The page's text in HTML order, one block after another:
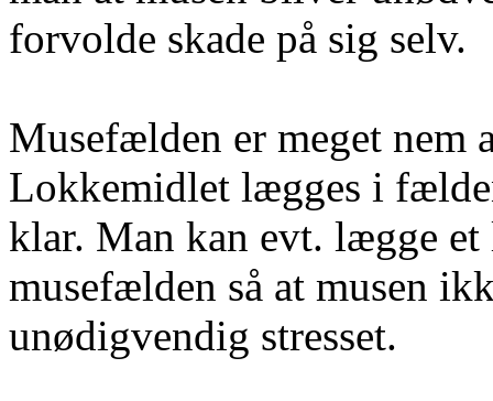
forvolde skade på sig selv.
Musefælden er meget nem
Lokkemidlet lægges i
klar. Man kan evt. lægge
musefælden så at musen
unødigvendig stresset.